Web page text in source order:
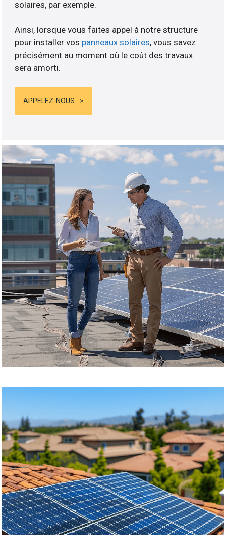
solaires, par exemple.
Ainsi, lorsque vous faites appel à notre structure
pour installer vos panneaux solaires, vous savez
précisément au moment où le coût des travaux
sera amorti.
APPELEZ-NOUS